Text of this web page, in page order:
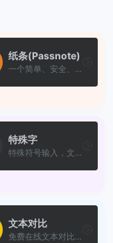
纸条(Passnote)
一个简单、安全、临时的信息...
特殊字
特殊符号输入，文字符号大全...
文本对比
免费在线文本对比工具